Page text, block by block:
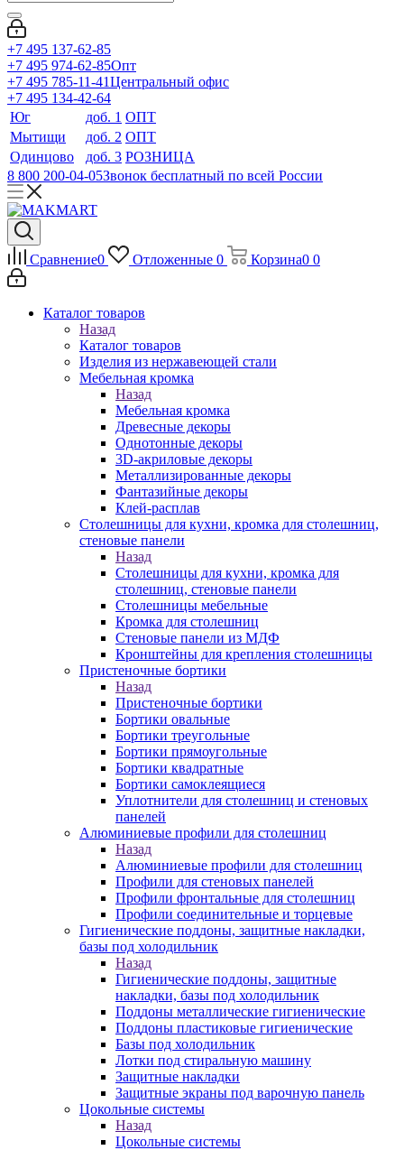
+7 495 137-62-85
+7 495 974-62-85Опт
+7 495 785-11-41Центральный офис
+7 495 134-42-64
Юг
доб. 1 ОПТ
Мытищи
доб. 2 ОПТ
Одинцово
доб. 3 РОЗНИЦА
8 800 200-04-05Звонок бесплатный по всей России
Сравнение0 Отложенные 0 Корзина0 0
Каталог товаров
Назад
Каталог товаров
Изделия из нержавеющей стали
Мебельная кромка
Назад
Мебельная кромка
Древесные декоры
Однотонные декоры
3D-акриловые декоры
Металлизированные декоры
Фантазийные декоры
Клей-расплав
Столешницы для кухни, кромка для столешниц,
стеновые панели
Назад
Столешницы для кухни, кромка для
столешниц, стеновые панели
Столешницы мебельные
Кромка для столешниц
Стеновые панели из МДФ
Кронштейны для крепления столешницы
Пристеночные бортики
Назад
Пристеночные бортики
Бортики овальные
Бортики треугольные
Бортики прямоугольные
Бортики квадратные
Бортики самоклеящиеся
Уплотнители для столешниц и стеновых
панелей
Алюминиевые профили для столешниц
Назад
Алюминиевые профили для столешниц
Профили для стеновых панелей
Профили фронтальные для столешниц
Профили соединительные и торцевые
Гигиенические поддоны, защитные накладки,
базы под холодильник
Назад
Гигиенические поддоны, защитные
накладки, базы под холодильник
Поддоны металлические гигиенические
Поддоны пластиковые гигиенические
Базы под холодильник
Лотки под стиральную машину
Защитные накладки
Защитные экраны под варочную панель
Цокольные системы
Назад
Цокольные системы